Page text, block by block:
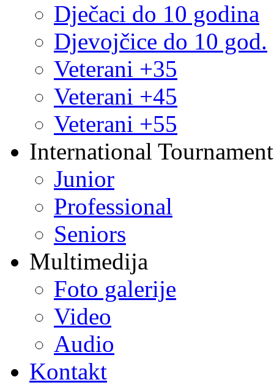
Dječaci do 10 godina
Djevojčice do 10 god.
Veterani +35
Veterani +45
Veterani +55
International
Junior
Professional
Seniors
Multimedija
Foto galerije
Video
Audio
Kontakt